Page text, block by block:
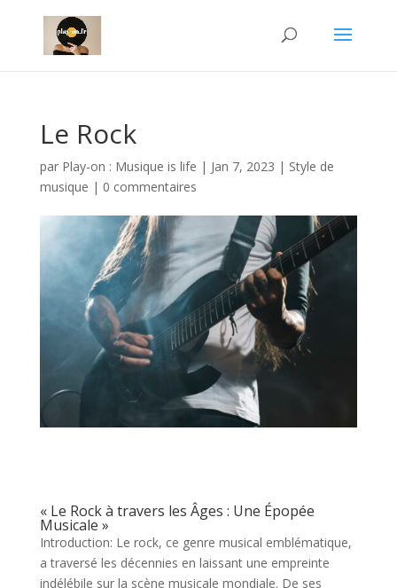
Le Rock
par Play-on : Musique is life | Jan 7, 2023 | Style de
musique | 0 commentaires
« Le Rock à travers les Âges : Une Épopée
Musicale »
Introduction: Le rock, ce genre musical emblématique,
a traversé les décennies en laissant une empreinte
indélébile sur la scène musicale mondiale. De ses